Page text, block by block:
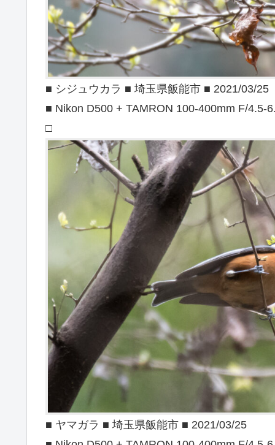
■ シジュウカラ ■ 埼玉県飯能市 ■ 2021/03/25
■ Nikon D500 + TAMRON 100-400mm F/4.5-
□
■ ヤマガラ ■ 埼玉県飯能市 ■ 2021/03/25